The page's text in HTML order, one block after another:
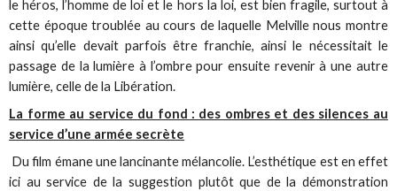
le héros, l’homme de loi et le hors la loi, est bien fragile, surtout à
cette époque troublée au cours de laquelle Melville nous montre
ainsi qu’elle devait parfois être franchie, ainsi le nécessitait le
passage de la lumière à l’ombre pour ensuite revenir à une autre
lumière, celle de la Libération.
La forme au service du fond : des ombres et des silences au
service d’une armée secrète
Du film émane une lancinante mélancolie. L’esthétique est en effet
ici au service de la suggestion plutôt que de la démonstration